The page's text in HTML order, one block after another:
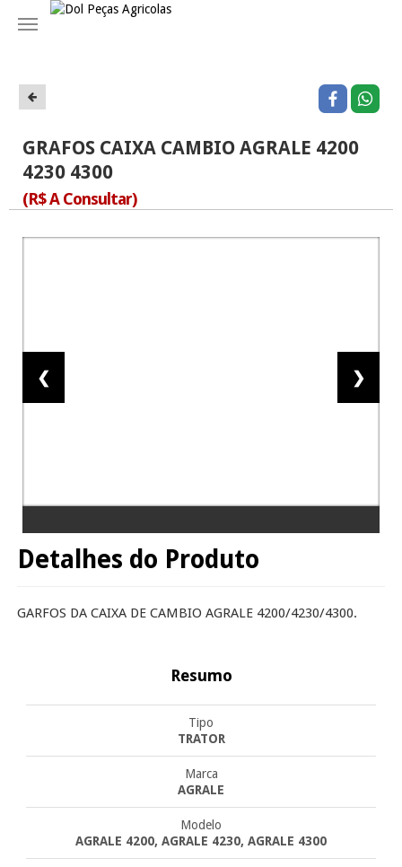
Navegação
GRAFOS CAIXA CAMBIO AGRALE 4200
4230 4300
(R$ A Consultar)
❮ ❯
Detalhes do Produto
GARFOS DA CAIXA DE CAMBIO AGRALE 4200/4230/4300.
Resumo
Tipo
TRATOR
Marca
AGRALE
Modelo
AGRALE 4200, AGRALE 4230, AGRALE 4300